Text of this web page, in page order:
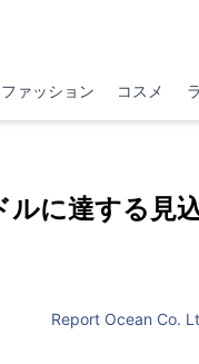
ファッション コスメ
に達する見
Report Ocean Co.